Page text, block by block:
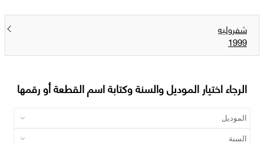
شفروليه
1999
الرجاء اختيار الموديل والسنة وكتابة اسم القطعة أو رقمها